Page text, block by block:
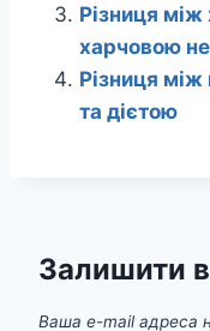
Різниця
харчовою
Різниця
та дієтою
Залишити
Ваша e-mail адреса